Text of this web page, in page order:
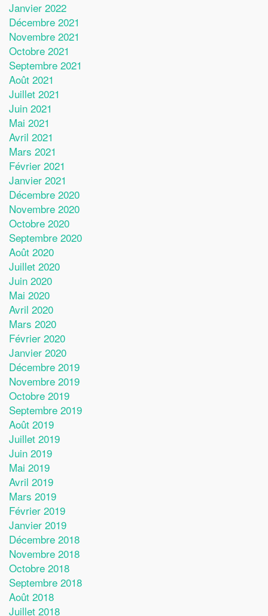
Janvier 2022
Décembre 2021
Novembre 2021
Octobre 2021
Septembre 2021
Août 2021
Juillet 2021
Juin 2021
Mai 2021
Avril 2021
Mars 2021
Février 2021
Janvier 2021
Décembre 2020
Novembre 2020
Octobre 2020
Septembre 2020
Août 2020
Juillet 2020
Juin 2020
Mai 2020
Avril 2020
Mars 2020
Février 2020
Janvier 2020
Décembre 2019
Novembre 2019
Octobre 2019
Septembre 2019
Août 2019
Juillet 2019
Juin 2019
Mai 2019
Avril 2019
Mars 2019
Février 2019
Janvier 2019
Décembre 2018
Novembre 2018
Octobre 2018
Septembre 2018
Août 2018
Juillet 2018